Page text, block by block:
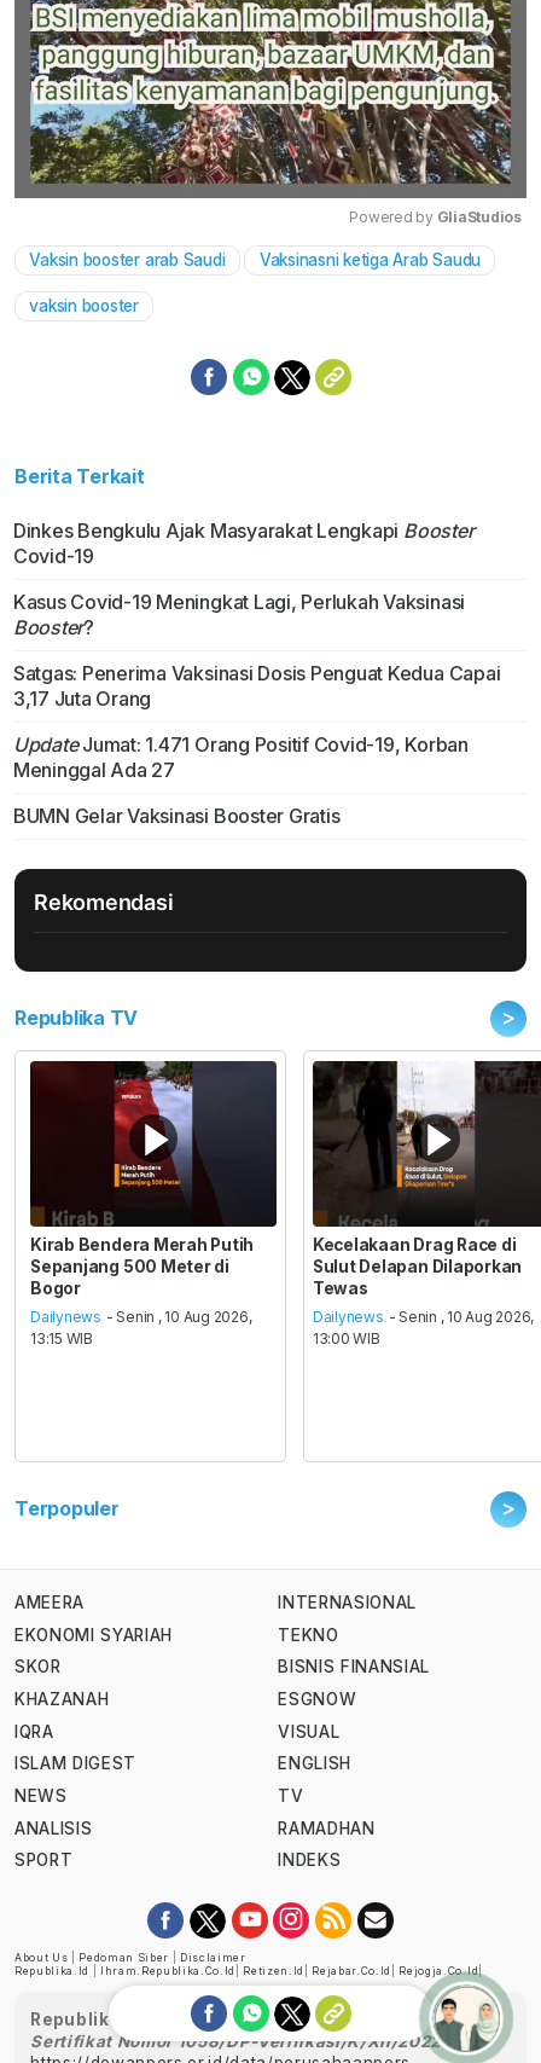
Mute
Powered by GliaStudios
Vaksin booster arab Saudi Vaksinasni ketiga Arab Saudu
vaksin booster
Berita Terkait
Dinkes Bengkulu Ajak Masyarakat Lengkapi Booster
Covid-19
Kasus Covid-19 Meningkat Lagi, Perlukah Vaksinasi
Booster?
Satgas: Penerima Vaksinasi Dosis Penguat Kedua Capai
3,17 Juta Orang
UpdateJumat: 1.471 Orang Positif Covid-19, Korban
Meninggal Ada 27
BUMN Gelar Vaksinasi Booster Gratis
Rekomendasi
Republika TV >
Kirab Bendera Merah Putih
Sepanjang 500 Meter di
Bogor
Dailynews - Senin , 10 Aug 2026,
13:15 WIB
Kecelakaan Drag Race di
Sulut Delapan Dilaporkan
Tewas
Dailynews - Senin , 10 Aug 2026,
13:00 WIB
Terpopuler >
AMEERA
EKONOMI SYARIAH
SKOR
KHAZANAH
IQRA
ISLAM DIGEST
NEWS
ANALISIS
SPORT
INTERNASIONAL
TEKNO
BISNIS FINANSIAL
ESGNOW
VISUAL
ENGLISH
TV
RAMADHAN
INDEKS
About Us Pedoman Siber
Disclaimer
Republika.id
Ihram.republika.co.id Retizen.id Rejabar.co.id Rejogja.co.id|
Republika telah diverifikasi oleh Dewan Pers
Sertifikat Nomor 1058/DP-Verifikasi/K/XII/2022